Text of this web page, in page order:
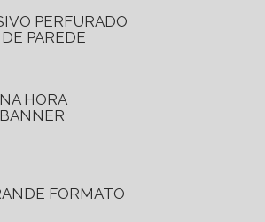
PERFURADO
PAREDE
HORA
FORMATO